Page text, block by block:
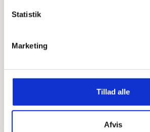
Statistik
Marketing
Tillad alle
Afvis
Kursus
børnehøjde i
Kom og lær at lave
de opskrifter vi bruger tager
udgangspunkt i DDS´ nye
klimavenlige kogebog!